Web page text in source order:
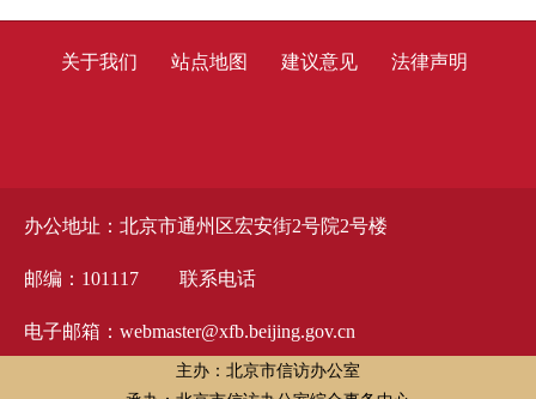
办公地址：北京市通州区宏安街2号院2号楼
邮编：101117 联系电话
电子邮箱：webmaster@xfb.beijing.gov.cn
关于我们 站点地图 建议意见 法律声明
主办：北京市信访办公室